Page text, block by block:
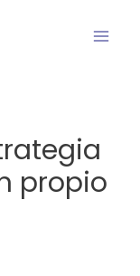
propio